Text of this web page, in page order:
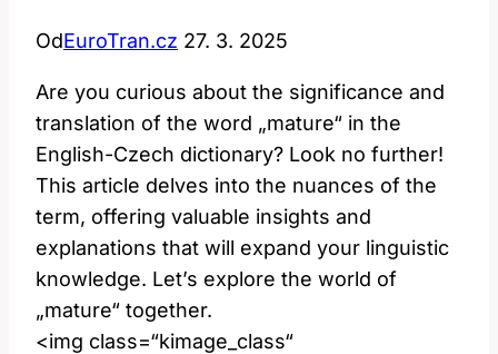
OdEuroTran.cz 27. 3. 2025
Are you curious about the significance and
translation of the word „mature“ in the
English-Czech dictionary? Look no further!
This article delves into the nuances of the
term, offering valuable insights and
explanations that will expand your linguistic
knowledge. Let’s explore the world of
„mature“ together.
<img class=“kimage_class“